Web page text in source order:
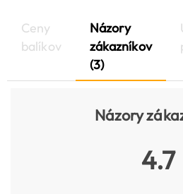
Ceny
balíkov
Názory
zákazníkov
(3)
Názory
4.7